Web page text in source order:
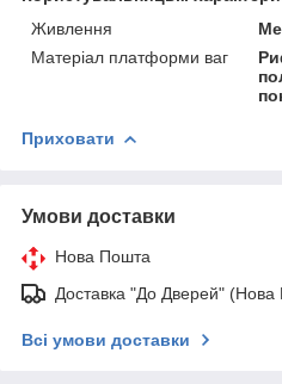
Живлення
Матеріал платформи ваг
Приховати
Умови доставки
Нова Пошта
Доставка "До Дверей" (Нова
Всі умови доставки